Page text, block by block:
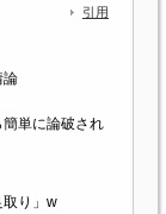
引用
論
単に論破され
取り」w